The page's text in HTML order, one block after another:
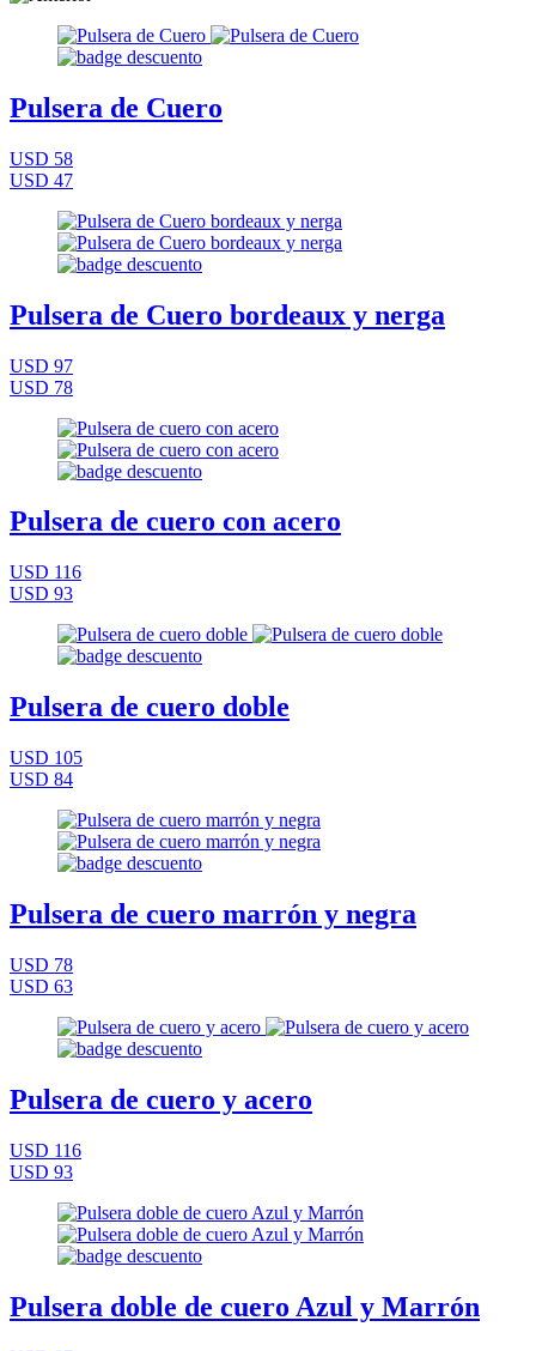
Pulsera de Cuero
USD 58
USD 47
Pulsera de Cuero bordeaux y nerga
USD 97
USD 78
Pulsera de cuero con acero
USD 116
USD 93
Pulsera de cuero doble
USD 105
USD 84
Pulsera de cuero marrón y negra
USD 78
USD 63
Pulsera de cuero y acero
USD 116
USD 93
Pulsera doble de cuero Azul y Marrón